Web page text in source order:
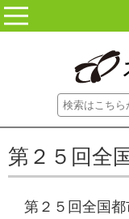
第２５回全
第２５回全国